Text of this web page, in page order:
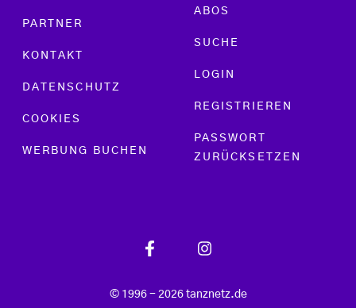
PARTNER
KONTAKT
DATENSCHUTZ
COOKIES
WERBUNG BUCHEN
ABOS
SUCHE
LOGIN
REGISTRIEREN
PASSWORT
ZURÜCKSETZEN
© 1996 - 2026 tanznetz.de